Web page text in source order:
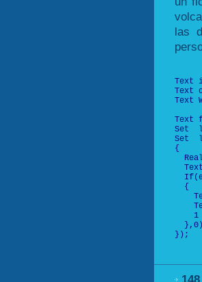
las
Text
Text
Text
Text
Set
Set
{
  {
    1
  },0)
});